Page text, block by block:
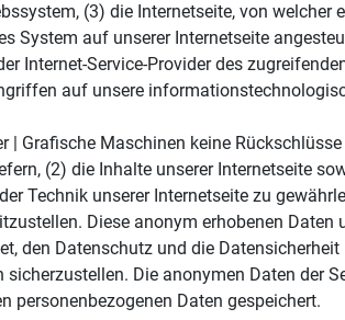
(3) die Internetseite, von
System auf unserer Internetseite
Internet-Service-Provider des
auf unsere
Grafische Maschinen keine
(2) die Inhalte unserer Internetseite
Technik unserer Internetseite zu
Diese anonym erhobenen Daten
den Datenschutz und die
Die anonymen Daten der
personenbezogenen Daten gespeichert.